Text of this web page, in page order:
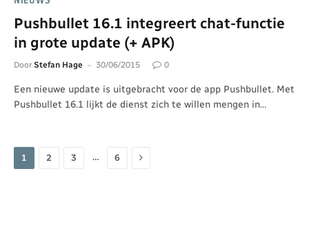
Pushbullet 16.1 integreert chat-functie
in grote update (+ APK)
Door Stefan Hage 30/06/2015 0
Een nieuwe update is uitgebracht voor de app Pushbullet. Met
Pushbullet 16.1 lijkt de dienst zich te willen mengen in…
1 2 3 … 6 Volgende